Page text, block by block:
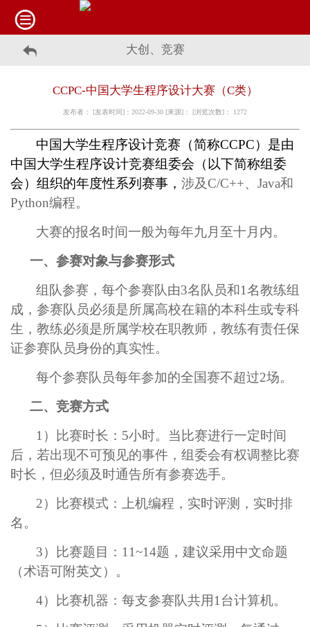
大创、竞赛
CCPC-中国大学生程序设计大赛（C类）
发布者： [发表时间]：2022-09-30 [来源]： [浏览次数]： 1272
中国大学生程序设计竞赛（简称CCPC）是由
中国大学生程序设计竞赛组委会（以下简称组委
会）组织的年度性系列赛事， 涉及C/C++、 Java和
Python编程。
大赛的报名时间一般为每年九月至十月内。
一、参赛对象与参赛形式
组队参赛，每个参赛队由3名队员和1名教练组
成，参赛队员必须是所属高校在籍的本科生或专科
生，教练必须是所属学校在职教师，教练有责任保
证参赛队员身份的真实性。
每个参赛队员每年参加的全国赛不超过2场。
二、竞赛方式
1 ）比赛时长： 5小时。当比赛进行一定时间
后，若出现不可预见的事件，组委会有权调整比赛
时长，但必须及时通告所有参赛选手。
2）比赛模式：上机编程，实时评测，实时排
名。
3）比赛题目： 11~14题，建议采用中文命题
（术语可附英文）。
4）比赛机器：每支参赛队共用1 台计算机。